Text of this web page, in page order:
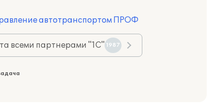
автотранспортом ПРОФ
всеми партнерами "1С" 1987